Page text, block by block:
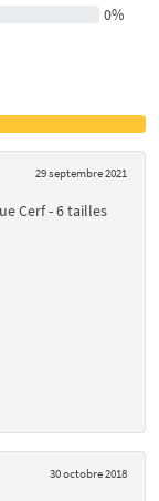
0%
29 septembre 2021
Cerf - 6 tailles
30 octobre 2018